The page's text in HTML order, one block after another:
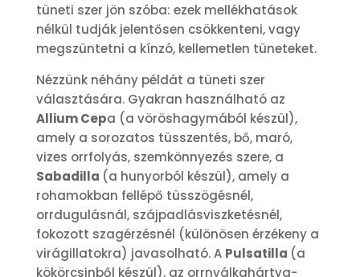
tüneti szer jön szóba: ezek mellékhatások
nélkül tudják jelentősen csökkenteni, vagy
megszüntetni a kínzó, kellemetlen tüneteket.
Nézzünk néhány példát a tüneti szer
választására. Gyakran használható az
Allium Cepa (a vöröshagymából készül),
amely a sorozatos tüsszentés, bő, maró,
vizes orrfolyás, szemkönnyezés szere, a
Sabadilla (a hunyorból készül), amely a
rohamokban fellépő tüsszögésnél,
orrdugulásnál, szájpadlásviszketésnél,
fokozott szagérzésnél (különösen érzékeny a
virágillatokra) javasolható. A Pulsatilla (a
kökörcsinből készül), az orrnyálkahártya-